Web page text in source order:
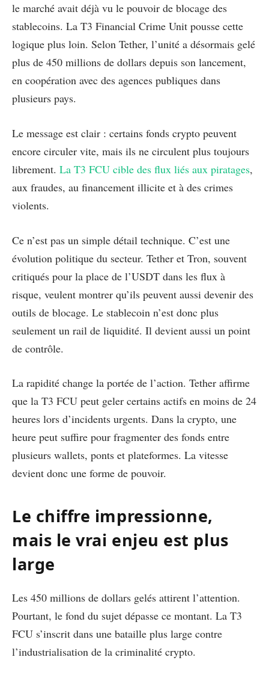
le marché avait déjà vu le pouvoir de blocage des
stablecoins. La T3 Financial Crime Unit pousse cette
logique plus loin. Selon Tether, l’unité a désormais gelé
plus de 450 millions de dollars depuis son lancement,
en coopération avec des agences publiques dans
plusieurs pays.
Le message est clair : certains fonds crypto peuvent
encore circuler vite, mais ils ne circulent plus toujours
librement. La T3 FCU cible des flux liés aux piratages,
aux fraudes, au financement illicite et à des crimes
violents.
Ce n’est pas un simple détail technique. C’est une
évolution politique du secteur. Tether et Tron, souvent
critiqués pour la place de l’USDT dans les flux à
risque, veulent montrer qu’ils peuvent aussi devenir des
outils de blocage. Le stablecoin n’est donc plus
seulement un rail de liquidité. Il devient aussi un point
de contrôle.
La rapidité change la portée de l’action. Tether affirme
que la T3 FCU peut geler certains actifs en moins de 24
heures lors d’incidents urgents. Dans la crypto, une
heure peut suffire pour fragmenter des fonds entre
plusieurs wallets, ponts et plateformes. La vitesse
devient donc une forme de pouvoir.
Le chiffre impressionne,
mais le vrai enjeu est plus
large
Les 450 millions de dollars gelés attirent l’attention.
Pourtant, le fond du sujet dépasse ce montant. La T3
FCU s’inscrit dans une bataille plus large contre
l’industrialisation de la criminalité crypto.